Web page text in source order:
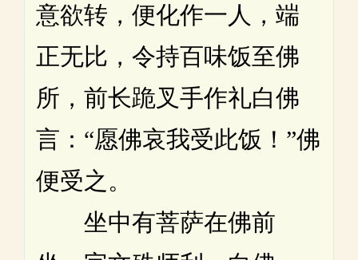
意欲转，便化作一人，端
正无比，令持百味饭至佛
所，前长跪叉手作礼白佛
言：“愿佛哀我受此饭！”佛
便受之。
坐中有菩萨在佛前